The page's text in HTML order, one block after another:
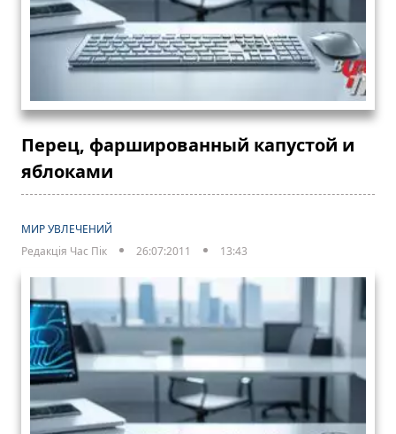
Перец, фаршированный капустой и
яблоками
МИР УВЛЕЧЕНИЙ
Редакція Час Пік
26:07:2011 13:43